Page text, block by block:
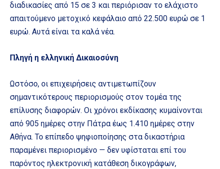
διαδικασίες από 15 σε 3 και περιόρισαν το ελάχιστο
απαιτούμενο μετοχικό κεφάλαιο από 22.500 ευρώ σε 1
ευρώ. Αυτά είναι τα καλά νέα.
Πληγή η ελληνική Δικαιοσύνη
Ωστόσο, οι επιχειρήσεις αντιμετωπίζουν
σημαντικότερους περιορισμούς στον τομέα της
επίλυσης διαφορών. Οι χρόνοι εκδίκασης κυμαίνονται
από 905 ημέρες στην Πάτρα έως 1.410 ημέρες στην
Αθήνα. Το επίπεδο ψηφιοποίησης στα δικαστήρια
παραμένει περιορισμένο — δεν υφίσταται επί του
παρόντος ηλεκτρονική κατάθεση δικογράφων,